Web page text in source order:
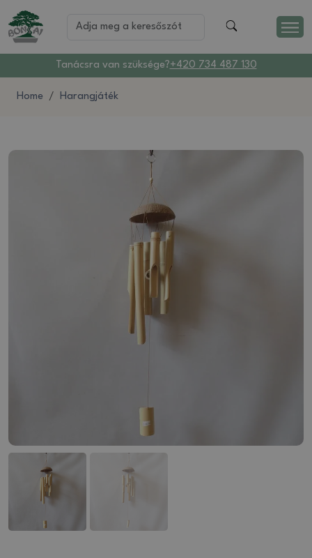
Tanácsra van szüksége?+420 734 487 130
Home Harangjáték